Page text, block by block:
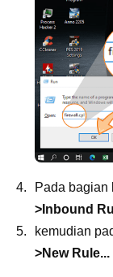
Pada bagian
>Inbound
kemudian
>New Rule...